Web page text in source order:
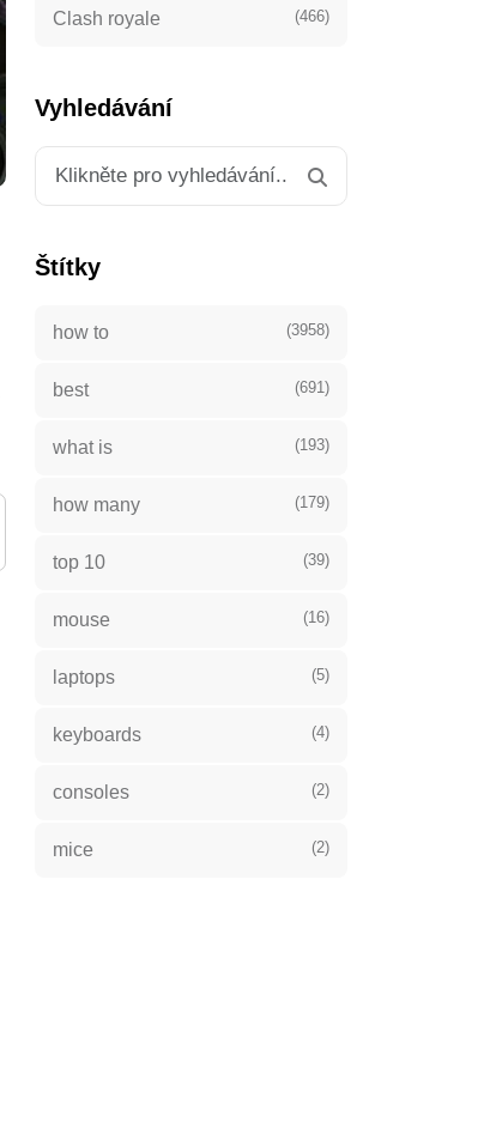
Clash royale (466)
Vyhledávání
Štítky
how to (3958)
best (691)
what is (193)
how many (179)
top 10 (39)
mouse (16)
laptops (5)
keyboards (4)
consoles (2)
mice (2)